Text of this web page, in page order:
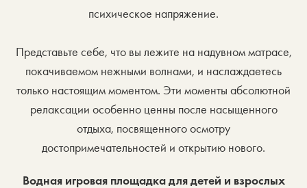
психическое напряжение.
Представьте себе, что вы лежите на надувном матрасе,
покачиваемом нежными волнами, и наслаждаетесь
только настоящим моментом. Эти моменты абсолютной
релаксации особенно ценны после насыщенного
отдыха, посвященного осмотру
достопримечательностей и открытию нового.
Водная игровая площадка для детей и взрослых